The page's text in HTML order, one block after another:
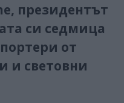
президентът
си седмица
от
и световни